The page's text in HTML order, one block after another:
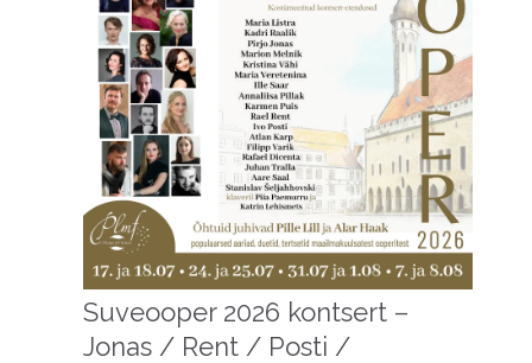
Suveooper 2026 kontsert –
Jonas / Rent / Posti /